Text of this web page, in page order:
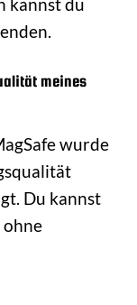
kannst du
meines
wurde
Du kannst